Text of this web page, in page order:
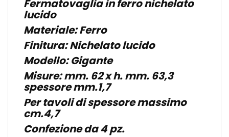
Fermatovaglia in ferro nichelato
lucido
Materiale: Ferro
Finitura: Nichelato lucido
Modello: Gigante
Misure: mm. 62 x h. mm. 63,3
spessore mm.1,7
Per tavoli di spessore massimo
cm.4,7
Confezione da 4 pz.